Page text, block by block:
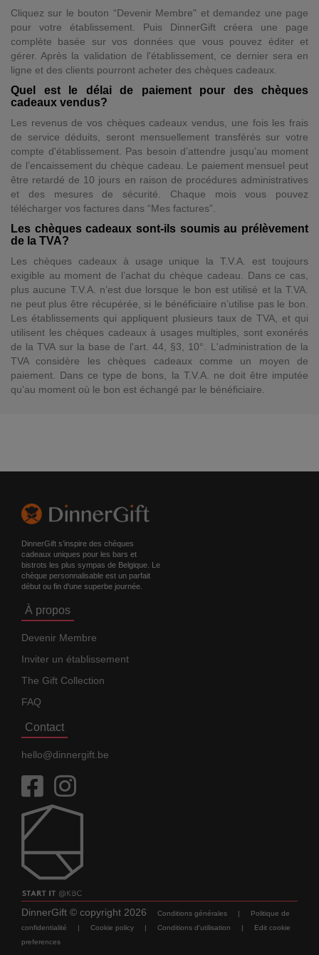
Cliquez sur le bouton “Devenir Membre" et demandez une page
pour votre établissement. Puis DinnerGift créera une page
complète basée sur vos données que vous pouvez éditer et
gérer. Après la validation de l'établissement, ce dernier sera en
ligne et des clients pourront acheter des chèques cadeaux.
Quel est le délai de paiement pour des chèques
cadeaux vendus?
Les revenus de vos chèques cadeaux vendus, une fois les frais
de service déduits, seront mensuellement transférés sur votre
compte d'établissement. Pas besoin d’attendre jusqu’au moment
de l’encaissement du chèque cadeau. Le paiement mensuel peut
être retardé de 10 jours en raison de procédures administratives
et des mesures de sécurité. Chaque mois vous pouvez
télécharger vos factures dans “Mes factures”.
Les chèques cadeaux sont-ils soumis au prélèvement
de la TVA?
Les chèques cadeaux à usage unique la T.V.A. est toujours
exigible au moment de l’achat du chèque cadeau. Dans ce cas,
plus aucune T.V.A. n’est due lorsque le bon est utilisé et la T.VA.
ne peut plus être récupérée, si le bénéficiaire n’utilise pas le bon.
Les établissements qui appliquent plusieurs taux de TVA, et qui
utilisent les chèques cadeaux à usages multiples, sont exonérés
de la TVA sur la base de l'art. 44, §3, 10°. L'administration de la
TVA considère les chèques cadeaux comme un moyen de
paiement. Dans ce type de bons, la T.V.A. ne doit être imputée
qu’au moment où le bon est échangé par le bénéficiaire.
DinnerGift s’inspire des chèques
cadeaux uniques pour les bars et
bistrots les plus sympas de Belgique. Le
chèque personnalisable est un parfait
début ou fin d'une superbe journée.
À propos
Devenir Membre
Inviter un établissement
The Gift Collection
FAQ
Contact
hello@dinnergift.be
DinnerGift © copyright 2026 Conditions générales |
Politique de
confidentialité
| Cookie policy | Conditions d'utilisation |
Edit cookie
preferences